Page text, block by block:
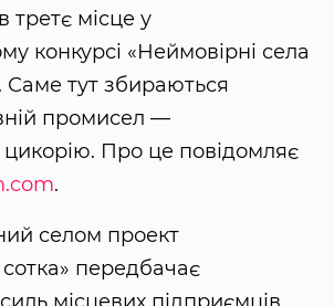
третє місце у
конкурсі «Неймовірні села
Саме тут збираються
промисел —
Про це повідомляє
.
селом проект
передбачає